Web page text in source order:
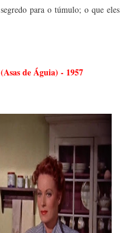
para o túmulo; o que eles
de Águia) - 1957